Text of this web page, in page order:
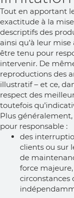
Tout en apportant
exactitude à la
descriptifs des
ainsi qu’à leur
être tenu pour
intervenir. De
reproductions des
illustratif – et ce,
respect des
toutefois
Plus
pour responsable :
des
clients ou sur
de
force
circonstances